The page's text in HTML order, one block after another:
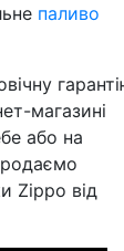
паливо
магазині
або на
Zippo від